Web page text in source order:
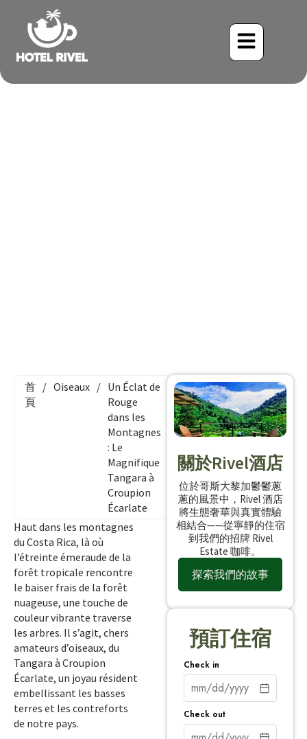
首
頁
/ Oiseaux / Un Éclat de
Rouge
dans les
Montagnes
: Le
Magnifique
Tangara à
Croupion
Écarlate
Haut dans les montagnes
du Costa Rica, là où
l’étreinte émeraude de la
forêt tropicale rencontre
le baiser frais de la forêt
nuageuse, une touche de
couleur vibrante traverse
les arbres. Il s’agit, chers
amateurs d’oiseaux, du
Tangara à Croupion
Écarlate, un joyau résident
embellissant les basses
terres et les contreforts
de notre pays.
關於Rivel酒店
位於哥斯大黎加鬱鬱蔥
蔥的風景中，Rivel 酒店
將生態奢華與真實體驗
相結合——從寧靜的住宿
到我們的招牌 Rivel
Estate 咖啡。
探索我們的故事
預訂住宿
Check in
Check out